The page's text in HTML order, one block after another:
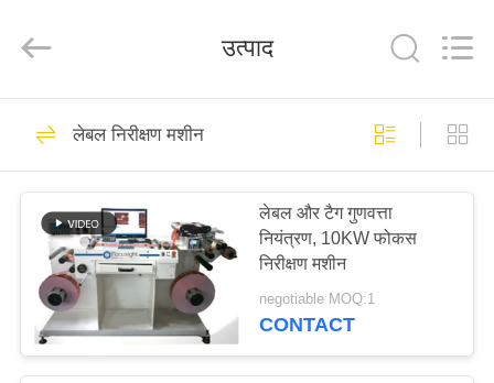
उत्पादों
हमारे
Co.,Ltd.
फ़ोकस निरीक्षण मशीन
30
उत्पाद
लेबल निरीक्षण मशीन
लेबल और टैग गुणवत्ता
नियंत्रण, 10KW फोकस
निरीक्षण मशीन
negotiable MOQ:1
CONTACT